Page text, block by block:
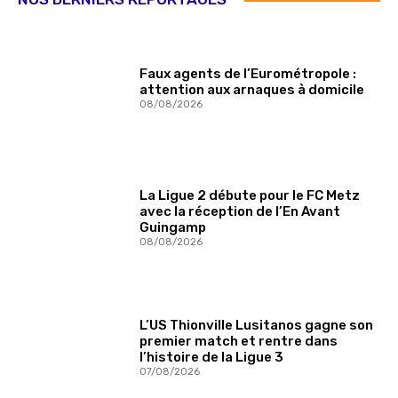
Faux agents de l’Eurométropole :
attention aux arnaques à domicile
08/08/2026
La Ligue 2 débute pour le FC Metz
avec la réception de l’En Avant
Guingamp
08/08/2026
L’US Thionville Lusitanos gagne son
premier match et rentre dans
l’histoire de la Ligue 3
07/08/2026